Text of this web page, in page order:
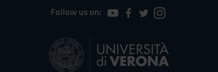
Follow us on: